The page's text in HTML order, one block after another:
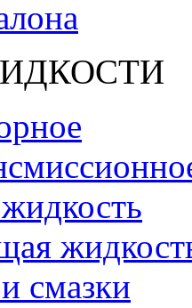
смазки